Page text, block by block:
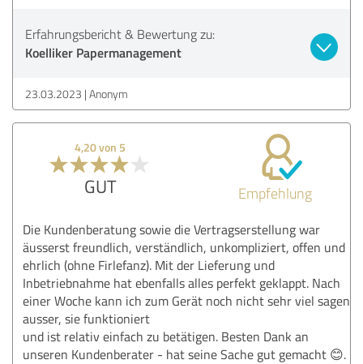
Erfahrungsbericht & Bewertung zu:
Koelliker Papermanagement
23.03.2023 Anonym
4,20 von 5
GUT Empfehlung
Die Kundenberatung sowie die Vertragserstellung war
äusserst freundlich, verständlich, unkompliziert, offen und
ehrlich (ohne Firlefanz). Mit der Lieferung und
Inbetriebnahme hat ebenfalls alles perfekt geklappt. Nach
einer Woche kann ich zum Gerät noch nicht sehr viel sagen
ausser, sie funktioniert
und ist relativ einfach zu betätigen. Besten Dank an
unseren Kundenberater - hat seine Sache gut gemacht 😊.